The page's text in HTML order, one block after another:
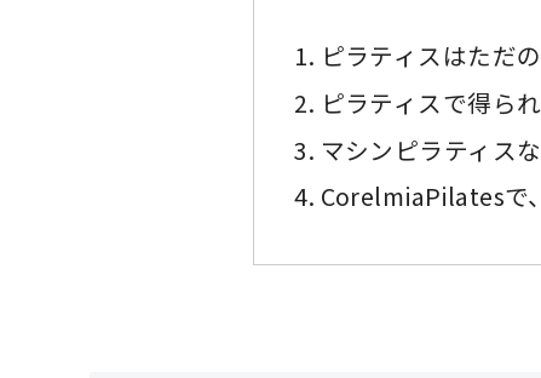
ピラティスはただ
ピラティスで得ら
マシンピラティス
CorelmiaPilatesで